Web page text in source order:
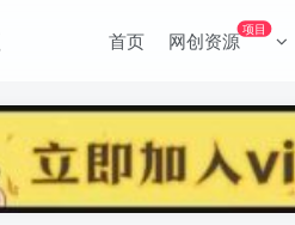
首页 网创资源项目